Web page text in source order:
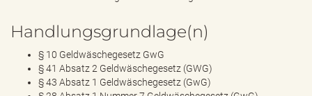
Handlungsgrundlage(n)
§ 10 Geldwäschegesetz GwG
§ 41 Absatz 2 Geldwäschegesetz (GWG)
§ 43 Absatz 1 Geldwäschegesetz (GwG)